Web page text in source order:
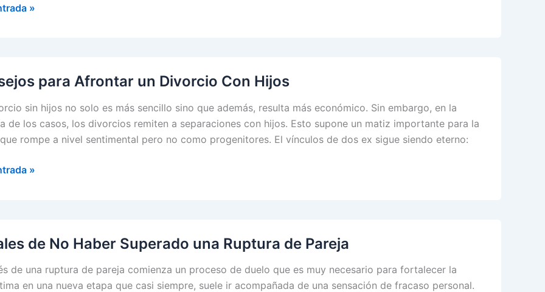
»
para Afrontar un Divorcio Con Hijos
sin hijos no solo es más sencillo sino que además, resulta más económico. Sin embargo, en la
de los casos, los divorcios remiten a separaciones con hijos. Esto supone un matiz importante para la
rompe a nivel sentimental pero no como progenitores. El vínculos de dos ex sigue siendo eterno:
»
de No Haber Superado una Ruptura de Pareja
de una ruptura de pareja comienza un proceso de duelo que es muy necesario para fortalecer la
en una nueva etapa que casi siempre, suele ir acompañada de una sensación de fracaso personal.